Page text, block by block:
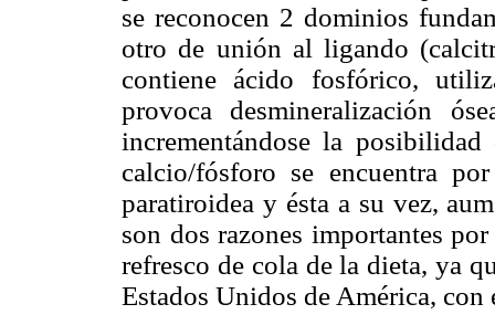
se reconocen 2 dominios
otro de unión al ligando
contiene ácido fosfórico,
provoca desmineralización
incrementándose la
calcio/fósforo se encuentra
paratiroidea y ésta a su vez,
son dos razones importantes
refresco de cola de la dieta, ya
Estados Unidos de América,